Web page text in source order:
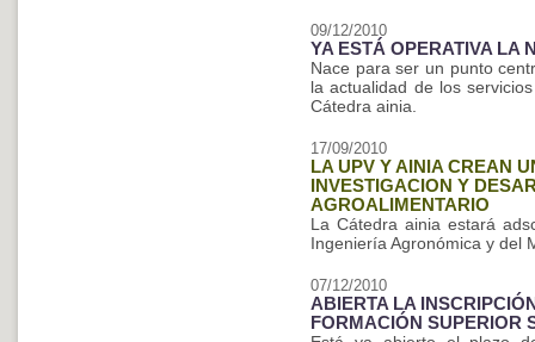
09/12/2010
YA ESTÁ OPERATIVA LA
Nace para ser un punto
la actualidad de los
Cátedra ainia.
17/09/2010
LA UPV Y AINIA CREAN
INVESTIGACION Y
AGROALIMENTARIO
La Cátedra ainia estará
Ingeniería Agronómica y del
07/12/2010
ABIERTA LA
FORMACIÓN SUPERIOR